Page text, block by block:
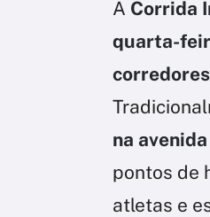
A Corrida
quarta-
corredores
na
pontos de
atletas e